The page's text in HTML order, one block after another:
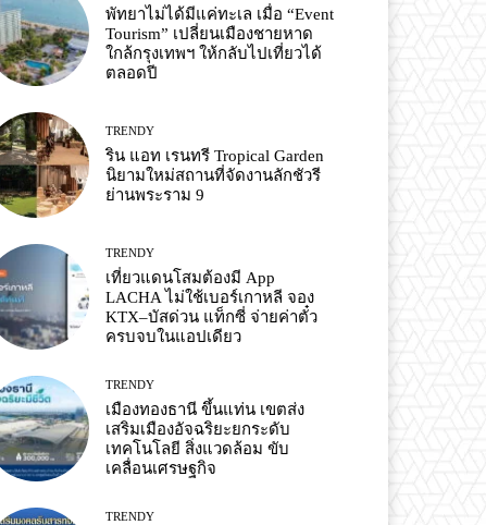
พัทยาไม่ได้มีแค่ทะเล เมื่อ “Event
Tourism” เปลี่ยนเมืองชายหาด
ใกล้กรุงเทพฯ ให้กลับไปเที่ยวได้
ตลอดปี
TRENDY
ริน แอท เรนทรี Tropical Garden
นิยามใหม่สถานที่จัดงานลักชัวรี
ย่านพระราม 9
TRENDY
เที่ยวแดนโสมต้องมี App
LACHA ไม่ใช้เบอร์เกาหลี จอง
KTX–บัสด่วน แท็กซี่ จ่ายค่าตั๋ว
ครบจบในแอปเดียว
TRENDY
เมืองทองธานี ขึ้นแท่น เขตส่ง
เสริมเมืองอัจฉริยะยกระดับ
เทคโนโลยี สิ่งแวดล้อม ขับ
เคลื่อนเศรษฐกิจ
TRENDY